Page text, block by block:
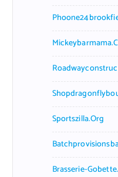
Sportszilla.org
Brasserie-